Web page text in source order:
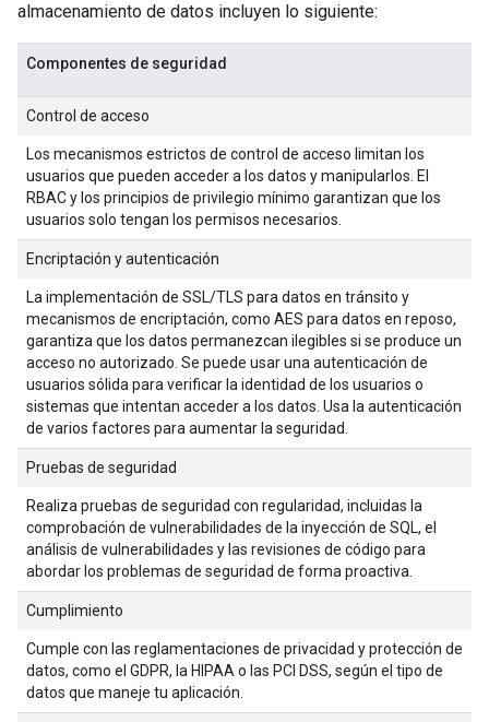
almacenamiento de datos incluyen lo siguiente:
Componentes de seguridad
Control de acceso
Los mecanismos estrictos de control de acceso limitan los
usuarios que pueden acceder a los datos y manipularlos. El
RBAC y los principios de privilegio mínimo garantizan que los
usuarios solo tengan los permisos necesarios.
Encriptación y autenticación
La implementación de SSL/TLS para datos en tránsito y
mecanismos de encriptación, como AES para datos en reposo,
garantiza que los datos permanezcan ilegibles si se produce un
acceso no autorizado. Se puede usar una autenticación de
usuarios sólida para verificar la identidad de los usuarios o
sistemas que intentan acceder a los datos. Usa la autenticación
de varios factores para aumentar la seguridad.
Pruebas de seguridad
Realiza pruebas de seguridad con regularidad, incluidas la
comprobación de vulnerabilidades de la inyección de SQL, el
análisis de vulnerabilidades y las revisiones de código para
abordar los problemas de seguridad de forma proactiva.
Cumplimiento
Cumple con las reglamentaciones de privacidad y protección de
datos, como el GDPR, la HIPAA o las PCI DSS, según el tipo de
datos que maneje tu aplicación.